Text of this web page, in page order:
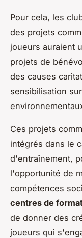
Pour cela, les
des projets
joueurs auraient
projets de
des causes
sensibilisation
Ces projets
intégrés dans le
d'entraînement,
l'opportunité de
compétences
centres de
de donner des
joueurs qui